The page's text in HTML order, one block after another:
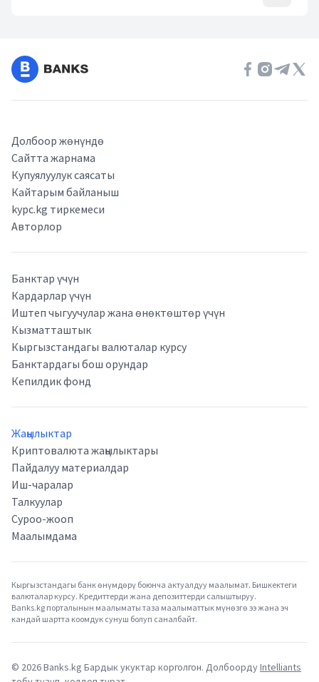
Долбоор жөнүндө
Сайтта жарнама
Купуялуулук саясаты
Кайтарым байланыш
kypc.kg тиркемеси
Авторлор
Банктар үчүн
Кардарлар үчүн
Иштеп чыгуучулар жана өнөктөштөр үчүн
Кызматташтык
Кыргызстандагы валюталар курсу
Банктардагы бош орундар
Кепилдик фонд
Жаңылыктар
Криптовалюта жаңылыктары
Пайдалуу материалдар
Иш-чаралар
Талкуулар
Суроо-жооп
Маалымдама
Кыргызстандагы банк өнүмдөрү боюнча актуалдуу маалымат. Бишкектеги
валюталар курсу. Кредиттерди жана депозиттерди салыштыруу.
Banks.kg порталынын маалыматы таза маалыматтык мүнөзгө ээ жана эч
кандай шартта коомдук сунуш болуп саналбайт.
© 2026Banks.kg Бардык укуктар корголгон. ДолбоордуIntelliants